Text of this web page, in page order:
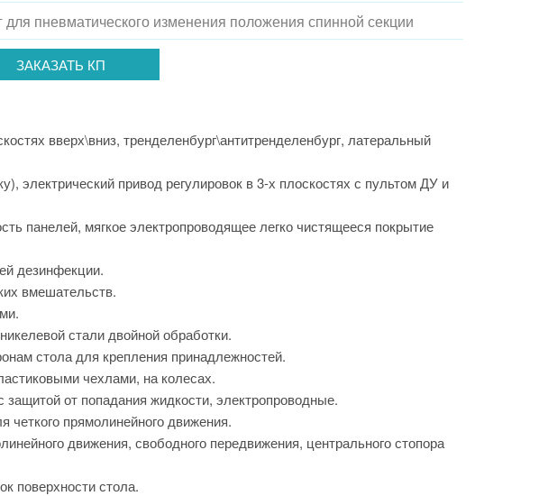
для пневматического изменения положения спинной секции
ЗАКАЗАТЬ КП
вверх\вниз, тренделенбург\антитренделенбург, латеральный
электрический привод регулировок в 3-х плоскостях с пультом ДУ и
панелей, мягкое электропроводящее легко чистящееся покрытие
дезинфекции.
вмешательств.
стали двойной обработки.
стола для крепления принадлежностей.
чехлами, на колесах.
от попадания жидкости, электропроводные.
прямолинейного движения.
движения, свободного передвижения, центрального стопора
поверхности стола.